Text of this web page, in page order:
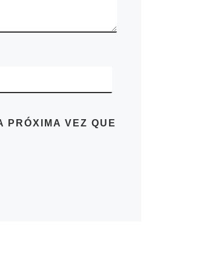
PRÓXIMA VEZ QUE